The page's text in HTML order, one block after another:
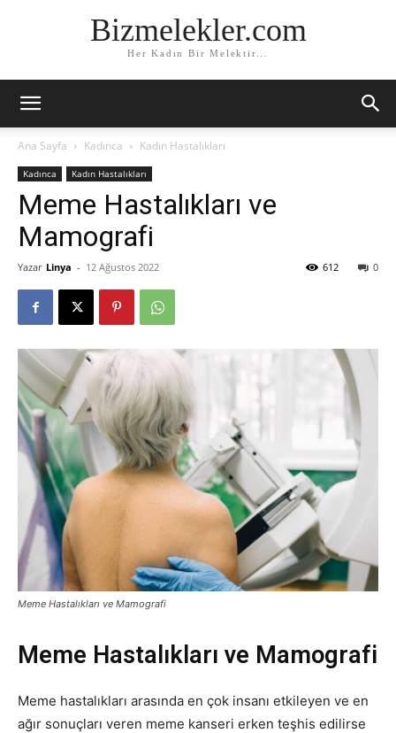
Bizmelekler.com
Her Kadın Bir Melektir...
Ana Sayfa Kadınca Kadın Hastalıkları
Kadınca Kadın Hastalıkları
Meme Hastalıkları ve
Mamografi
Yazar Linya - 12 Ağustos 2022 0
612
Meme Hastalıkları ve Mamografi
Meme Hastalıkları ve Mamografi
Meme hastalıkları arasında en çok insanı etkileyen ve en
ağır sonuçları veren meme kanseri erken teşhis edilirse